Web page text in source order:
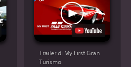
Trailer di My First Gran
Turismo